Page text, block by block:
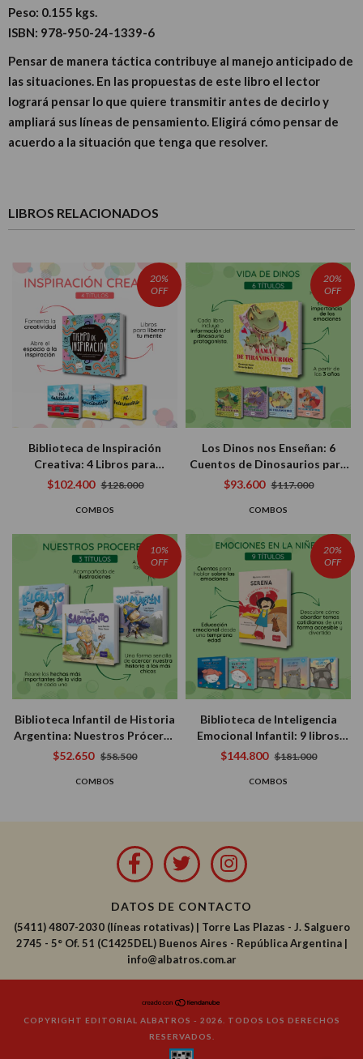
Peso: 0.155 kgs.
ISBN: 978-950-24-1339-6
Pensar de manera táctica contribuye al manejo anticipado de
las situaciones. En las propuestas de este libro el lector
logrará pensar lo que quiere transmitir antes de decirlo y
ampliará sus líneas de pensamiento. Eligirá cómo pensar de
acuerdo a la situación que tenga que resolver.
LIBROS RELACIONADOS
20%
OFF
Biblioteca de Inspiración
Creativa: 4 Libros para
Despertar el Artista que
$102.400 $128.000
COMBOS
20%
OFF
Los Dinos nos Enseñan: 6
Cuentos de Dinosaurios para
Desarrollar Habilidades en los
$93.600 $117.000
COMBOS
10%
OFF
Biblioteca Infantil de Historia
Argentina: Nuestros Próceres
(San Martín, Belgrano y
$52.650 $58.500
COMBOS
20%
OFF
Biblioteca de Inteligencia
Emocional Infantil: 9 libros
para Que los Niños Conozcan
$144.800 $181.000
COMBOS
DATOS DE CONTACTO
(5411) 4807-2030 (líneas rotativas)| Torre Las Plazas - J. Salguero
2745 - 5° Of. 51 (C1425DEL) Buenos Aires - República Argentina |
info@albatros.com.ar
COPYRIGHT EDITORIAL ALBATROS - 2026. TODOS LOS DERECHOS
RESERVADOS.